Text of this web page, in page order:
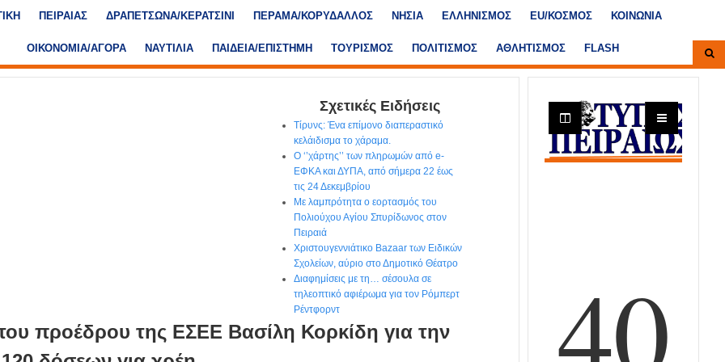
ΠΕΙΡΑΙΑΣ ΔΡΑΠΕΤΣΩΝΑ/ΚΕΡΑΤΣΙΝΙ ΠΕΡΑΜΑ/ΚΟΡΥΔΑΛΛΟΣ ΝΗΣΙΑ ΕΛΛΗΝΙΣΜΟΣ ΕU/ΚΟΣΜΟΣ ΚΟΙΝΩΝΙΑ
ΟΙΚΟΝΟΜΙΑ/ΑΓΟΡΑ ΝΑΥΤΙΛΙΑ ΠΑΙΔΕΙΑ/ΕΠΙΣΤΗΜΗ ΤΟΥΡΙΣΜΟΣ ΠΟΛΙΤΙΣΜΟΣ ΑΘΛΗΤΙΣΜΟΣ FLASH
Σχετικές Ειδήσεις
Τίρυνς: Ένα επίμονο διαπεραστικό
κελάιδισμα το χάραμα.
Ο ‘’χάρτης’’ των πληρωμών από e-
ΕΦΚΑ και ΔΥΠΑ, από σήμερα 22 έως
τις 24 Δεκεμβρίου
Με λαμπρότητα ο εορτασμός του
Πολιούχου Αγίου Σπυρίδωνος στον
Πειραιά
Χριστουγεννιάτικο Bazaar των Ειδικών
Σχολείων, αύριο στο Δημοτικό Θέατρο
Διαφημίσεις με τη… σέσουλα σε
τηλεοπτικό αφιέρωμα για τον Ρόμπερτ
Ρέντφορντ
προέδρου της ΕΣΕΕ Βασίλη Κορκίδη για την